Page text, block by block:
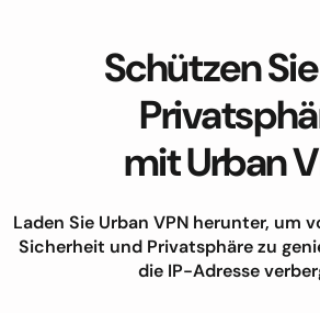
Schützen
mit Urban
Laden Sie Urban VPN herunter, um
Sicherheit und Privatsphäre zu
die IP-Adresse